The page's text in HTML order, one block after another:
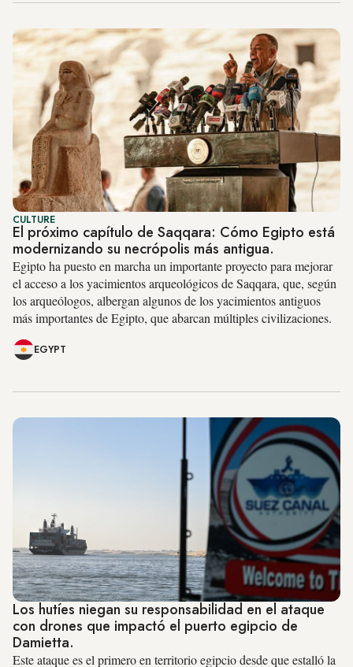
CULTURE
El próximo capítulo de Saqqara: Cómo Egipto está
modernizando su necrópolis más antigua.
Egipto ha puesto en marcha un importante proyecto para mejorar
el acceso a los yacimientos arqueológicos de Saqqara, que, según
los arqueólogos, albergan algunos de los yacimientos antiguos
más importantes de Egipto, que abarcan múltiples civilizaciones.
EGYPT
Los hutíes niegan su responsabilidad en el ataque
con drones que impactó el puerto egipcio de
Damietta.
Este ataque es el primero en territorio egipcio desde que estalló la